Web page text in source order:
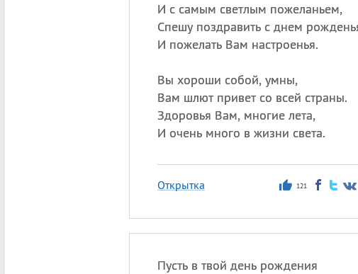
И с самым светлым пожеланьем,
Спешу поздравить с днем
И пожелать Вам настроенья.
Вы хороши собой, умны,
Вам шлют привет со всей страны.
Здоровья Вам, многие лета,
И очень много в жизни света.
Открытка 121
Пусть в твой день рождения